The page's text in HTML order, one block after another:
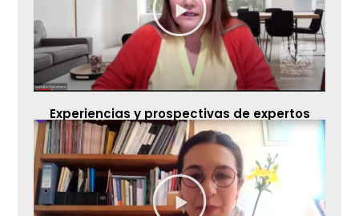
Experiencias y prospectivas de expertos